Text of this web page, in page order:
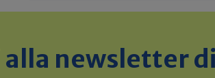
newsletter